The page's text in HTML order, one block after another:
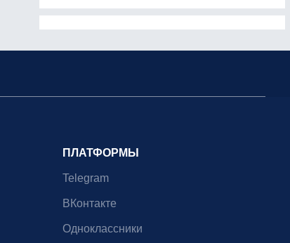
ПЛАТФОРМЫ
Telegram
ВКонтакте
Одноклассники